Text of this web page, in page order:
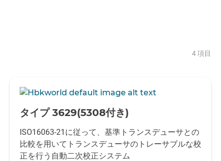
4 項目
-
タイプ 3629(5308付き)
ISO16063-21に従って、基準トランスデューサとの
比較を用いてトランスデューサのトレーサブルな校
正を行う自動二次校正システム